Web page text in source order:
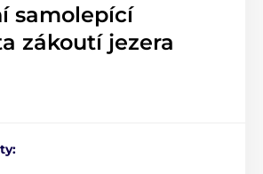
samolepící
zákoutí jezera